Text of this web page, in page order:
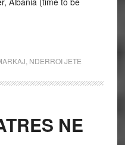
NDERROI JETE
NE